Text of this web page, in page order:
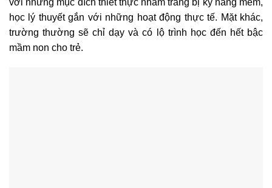
học lý thuyết gắn với những hoạt động thực tế. Mặt khác,
trường thường sẽ chỉ dạy và có lộ trình học đến hết bậc
mầm non cho trẻ.